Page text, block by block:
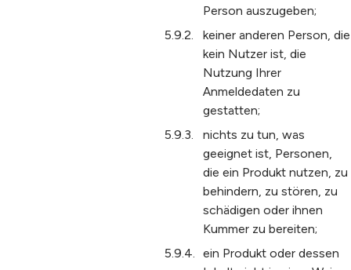
Person auszugeben;
keiner anderen Person, die
kein Nutzer ist, die
Nutzung Ihrer
Anmeldedaten zu
gestatten;
nichts zu tun, was
geeignet ist, Personen,
die ein Produkt nutzen, zu
behindern, zu stören, zu
schädigen oder ihnen
Kummer zu bereiten;
ein Produkt oder dessen